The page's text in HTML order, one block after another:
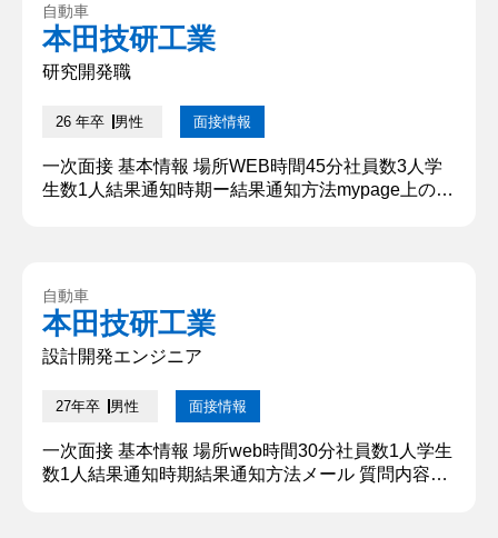
ました。 【深掘質問】 もし研究で学んだ知識や技
術をHondaの自動車に活かすならどうしますか。
【深堀質問回答】 ...
自動車
本田技研工業
研究開発職
26 年卒 男性 面接情報
一次面接 基本情報 場所WEB時間45分社員数3人学
生数1人結果通知時期ー結果通知方法mypage上のメ
容について教えてください。 研究テーマは〇〇を用
いた〇〇です。〇〇という過酷な条件下で、〇〇を
効果的に〇〇...
自動車
本田技研工業
設計開発エンジニア
27年卒 男性 面接情報
一次面接 基本情報 場所web時間30分社員数1人学生
数1人結果通知時期結果通知方法メール 質問内容・